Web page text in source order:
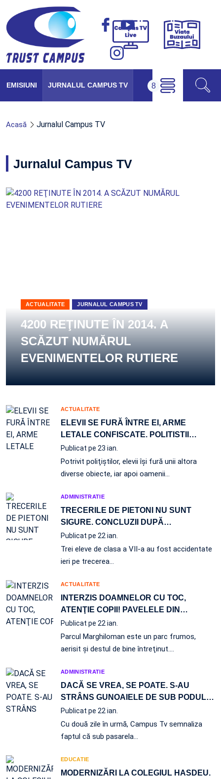
Campus
Viața
EMISIUNI JURNALUL CAMPUS TV
Acasă Jurnalul Campus TV
Jurnalul Campus TV
ACTUALITATE JURNALUL CAMPUS TV
4200 REŢINUTE ÎN 2014. A
SCĂZUT NUMĂRUL
EVENIMENTELOR RUTIERE
ACTUALITATE
ELEVII SE FURĂ ÎNTRE EI, ARME
LETALE CONFISCATE. POLITISTII …
Publicat pe 23 ian.
Potrivit poliţiştilor, elevii îşi fură unii altora
diverse obiecte, iar apoi oamenii…
ADMINISTRATIE
TRECERILE DE PIETONI NU SUNT
SIGURE. CONCLUZII DUPĂ…
Publicat pe 22 ian.
Trei eleve de clasa a VII-a au fost accidentate
ieri pe trecerea…
ACTUALITATE
INTERZIS DOAMNELOR CU TOC,
ATENŢIE COPII! PAVELELE DIN …
Publicat pe 22 ian.
Parcul Marghiloman este un parc frumos,
aerisit şi destul de bine întreţinut.…
ADMINISTRATIE
DACĂ SE VREA, SE POATE. S-AU
STRÂNS GUNOAIELE DE SUB PODUL…
Publicat pe 22 ian.
Cu două zile în urmă, Campus Tv semnaliza
faptul că sub pasarela…
EDUCATIE
MODERNIZĂRI LA COLEGIUL HASDEU.